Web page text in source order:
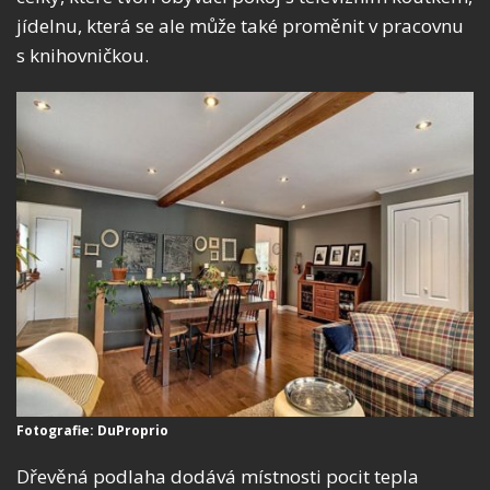
jídelnu, která se ale může také proměnit v pracovnu
s knihovničkou.
Fotografie: DuProprio
Dřevěná podlaha dodává místnosti pocit tepla